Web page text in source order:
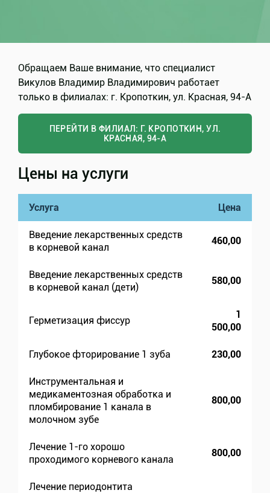
Обращаем Ваше внимание, что специалист
Викулов Владимир Владимирович работает
только в филиалах: г. Кропоткин, ул. Красная, 94-А
ПЕРЕЙТИ В ФИЛИАЛ: Г. КРОПОТКИН, УЛ.
КРАСНАЯ, 94-А
Цены на услуги
Услуга Цена
Введение лекарственных средств
в корневой канал
460,00
Введение лекарственных средств
в корневой канал (дети)
580,00
Герметизация фиссур
1
500,00
Глубокое фторирование 1 зуба 230,00
Инструментальная и
медикаментозная обработка и
пломбирование 1 канала в
молочном зубе
800,00
Лечение 1-го хорошо
проходимого корневого канала
800,00
Лечение периодонтита